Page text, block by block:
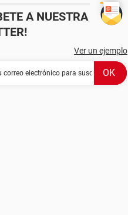
A NUESTRA
Ver un ejemplo